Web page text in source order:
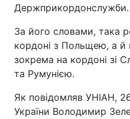
Держприкордонслужби.
За його словами, така
кордоні з Польщею, а й
зокрема на кордоні зі
та Румунією.
Як повідомляв УНІАН,
України Володимир